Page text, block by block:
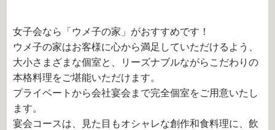
女子会なら「ウメ子の家」がおすすめです！
ウメ子の家はお客様に心から満足していただけるよう、
大小さまざまな個室と、リーズナブルながらこだわりの
本格料理をご堪能いただけます。
プライベートから会社宴会まで完全個室をご用意いたし
ます。
宴会コースは、見た目もオシャレな創作和食料理に、飲